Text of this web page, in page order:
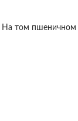
том